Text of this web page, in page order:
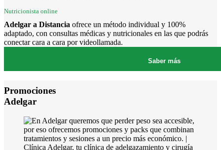
Nutricionista online
Adelgar a Distancia ofrece un método individual y 100%
adaptado, con consultas médicas y nutricionales en las que podrás
conectar cara a cara por videollamada.
Saber más
Promociones
Adelgar